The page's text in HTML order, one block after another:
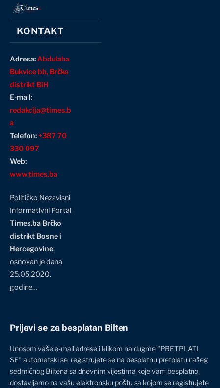
KONTAKT
Adresa:Abdulaha
Bukvice bb, Brčko
distrikt BiH
E-mail:
redakcija@times.b
a
Telefon:+387 70
330 097
Web:
www.times.ba
Političko Nezavisni
Informativni Portal
Times.ba Brčko
distrikt Bosne i
Hercegovine,
osnovan je dana
25.05.2020.
godine…
Prijavi se za besplatan Bilten
Unosom vaše e-mail adrese i klikom na dugme "PRETPLATI
SE" automatski se registrujete se na besplatnu pretplatu našeg
sedmičnog Biltena sa dnevnim vijestima koje vam besplatno
dostavljamo na vašu elektronsku poštu sa kojom se registrujete